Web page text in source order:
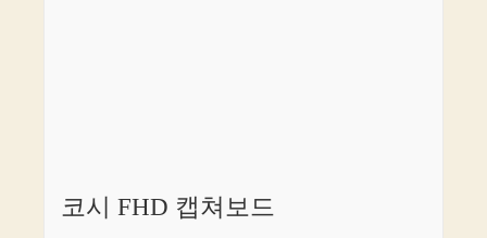
코시 FHD 캡쳐보드